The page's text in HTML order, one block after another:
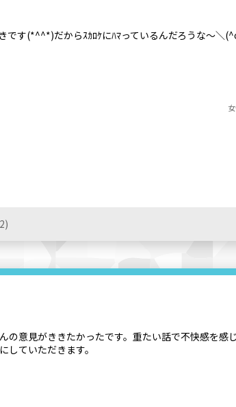
す(*^^*)だからｽｶﾛｹにﾊﾏっているんだろうな～＼
意見がききたかったです。重たい話で不快感を感
ていただきます。